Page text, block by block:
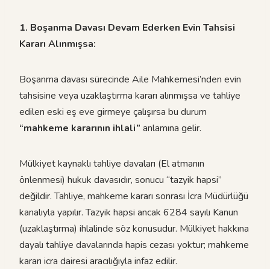
1. Boşanma Davası Devam Ederken Evin Tahsisi
Kararı Alınmışsa:
Boşanma davası sürecinde Aile Mahkemesi’nden evin
tahsisine veya uzaklaştırma kararı alınmışsa ve tahliye
edilen eski eş eve girmeye çalışırsa bu durum
“mahkeme kararının ihlali” anlamına gelir.
Mülkiyet kaynaklı tahliye davaları (El atmanın
önlenmesi) hukuk davasıdır, sonucu “tazyik hapsi”
değildir. Tahliye, mahkeme kararı sonrası İcra Müdürlüğü
kanalıyla yapılır. Tazyik hapsi ancak 6284 sayılı Kanun
(uzaklaştırma) ihlalinde söz konusudur. Mülkiyet hakkına
dayalı tahliye davalarında hapis cezası yoktur; mahkeme
kararı icra dairesi aracılığıyla infaz edilir.